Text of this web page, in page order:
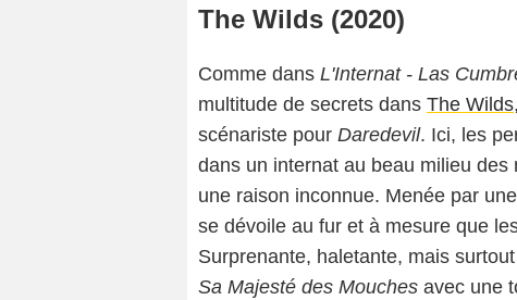
The Wilds (2020)
Comme dans L'Internat - Las
multitude de secrets dans The Wilds
scénariste pour Daredevil. Ici, les
dans un internat au beau milieu
une raison inconnue. Menée par
se dévoile au fur et à mesure que
Surprenante, haletante, mais
Sa Majesté des Mouches avec une